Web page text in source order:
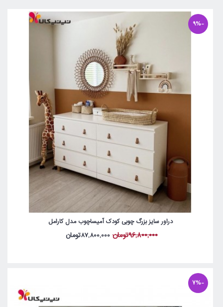
-9%
دراور سایز بزرگ چوبی کودک آمیساچوب مدل کارامل
96,800,000تومان 87,800,000تومان
-7%